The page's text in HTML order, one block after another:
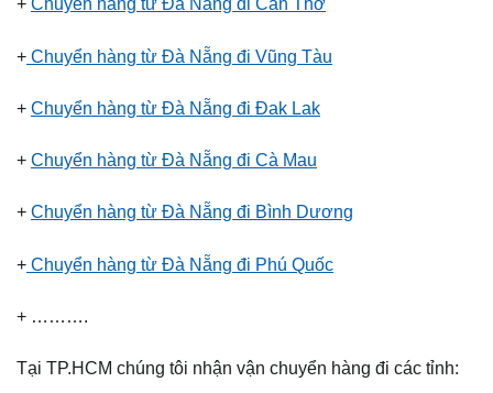
+ Chuyển hàng từ Đà Nẵng đi Vũng Tàu
+ Chuyển hàng từ Đà Nẵng đi Đak Lak
+ Chuyển hàng từ Đà Nẵng đi Cà Mau
+ Chuyển hàng từ Đà Nẵng đi Bình Dương
+ Chuyển hàng từ Đà Nẵng đi Phú Quốc
+ ……….
Tại TP.HCM chúng tôi nhận vận chuyển hàng đi các tỉnh: